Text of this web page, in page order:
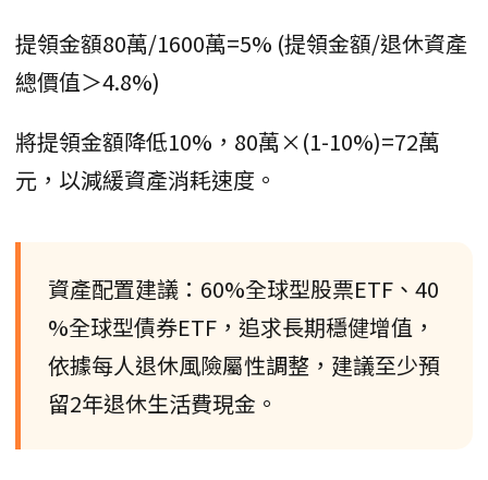
提領金額80萬/1600萬=5% (提領金額/退休資產
總價值＞4.8%)
將提領金額降低10%，80萬×(1-10%)=72萬
元，以減緩資產消耗速度。
資產配置建議：60%全球型股票ETF、40
%全球型債券ETF，追求長期穩健增值，
依據每人退休風險屬性調整，建議至少預
留2年退休生活費現金。